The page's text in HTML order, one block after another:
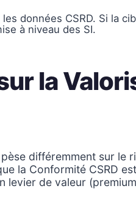
données CSRD. Si la
à niveau des SI.
la
différemment sur le
la Conformité CSRD
levier de valeur